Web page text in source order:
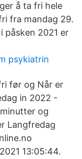
å ta fri hele
fra mandag 29.
påsken 2021 er
psykiatrin
før og Når er
in 2022 -
og
Langfredag
13:05:44.